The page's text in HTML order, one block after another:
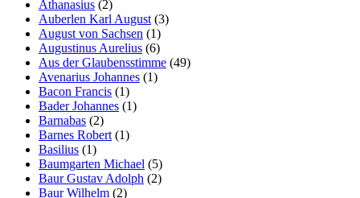
Athanasius (2)
Auberlen Karl August (3)
August von Sachsen (1)
Augustinus Aurelius (6)
Aus der Glaubensstimme (49)
Avenarius Johannes (1)
Bacon Francis (1)
Bader Johannes (1)
Barnabas (2)
Barnes Robert (1)
Basilius (1)
Baumgarten Michael (5)
Baur Gustav Adolph (2)
Baur Wilhelm (2)